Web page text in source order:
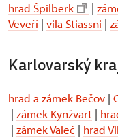
hrad Špilberk |
Veveří | vila Stiassni |
Karlovarský
hrad a zámek Bečov |
| zámek Kynžvart |
| zámek Valeč | hrad